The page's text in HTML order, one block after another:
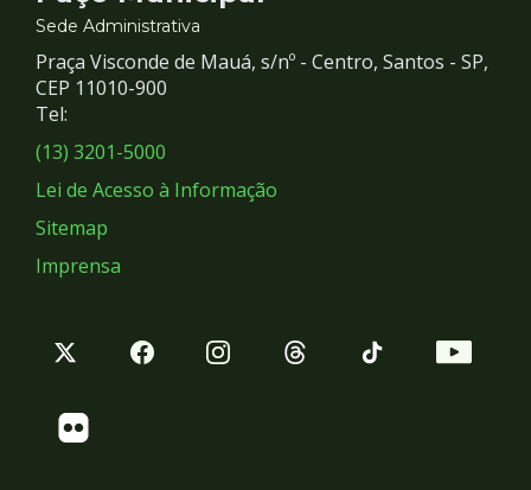
e
Redes
Sociais
Sede Administrativa
Praça Visconde de Mauá, s/nº - Centro, Santos - SP,
CEP 11010-900
Tel:
(13) 3201-5000
Lei de Acesso à Informação
Sitemap
Imprensa